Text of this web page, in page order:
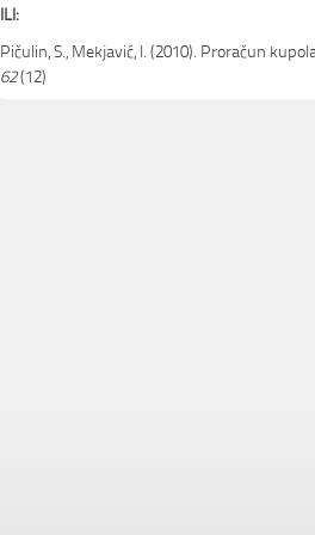
ILI:
Pičulin, S., Mekjavić, I. (2010). Proračun
62(12)